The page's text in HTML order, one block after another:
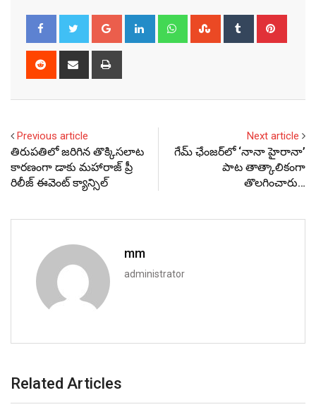
Google+ LinkedIn WhatsappStumbleUpon
Tumblr
Reddit
Share
Previous article
తిరుపతిలో జరిగిన తొక్కిసలాట
కారణంగా డాకు మహారాజ్‌ ప్రీ
రిలీజ్‌ ఈవెంట్‌ క్యాన్సిల్
Next article
గేమ్ ఛేంజర్‌లో ‘నానా హైరానా’
పాట తాత్కాలికంగా
తొలగించారు…
mm
administrator
Related Articles